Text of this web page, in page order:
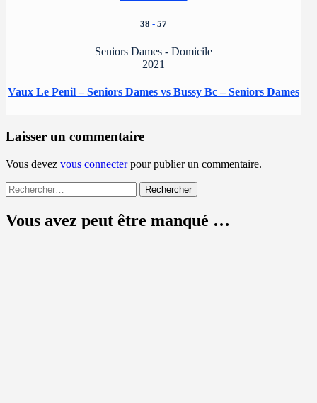
38 - 57
Seniors Dames - Domicile
2021
Vaux Le Penil – Seniors Dames vs Bussy Bc – Seniors Dames
Laisser un commentaire
Vous devez vous connecterpour publier un commentaire.
Rechercher :
Vous avez peut être manqué …